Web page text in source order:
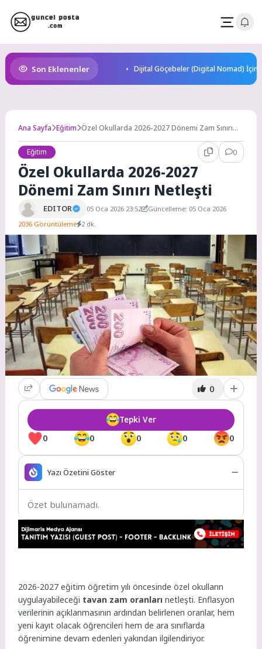
content
Son Eklenenler Dijital Göçebeler (Digital Nomad) İçin
Ana Sayfa Eğitim Özel Okullarda 2026-2027 Dönemi Zam Sınırı
Eğitim
0
Özel Okullarda 2026-2027
Dönemi Zam Sınırı Netleşti
EDITOR 05 Oca 2026 23:52
Güncelleme: 05 Oca 2026
2036 Görüntüleme 2 dk.
0
0 0 0 0 0
Tepki Ver
Yazı Özetini Göster
Özet bulunamadı.
2026-2027 eğitim öğretim yılı öncesinde özel okulların
uygulayabileceği tavan zam oranları netleşti. Enflasyon
verilerinin açıklanmasının ardından belirlenen oranlar, hem
yeni kayıt olacak öğrencileri hem de ara sınıflarda
öğrenimine devam edenleri yakından ilgilendiriyor.